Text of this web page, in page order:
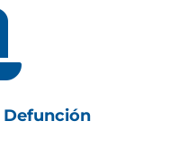
Defunción